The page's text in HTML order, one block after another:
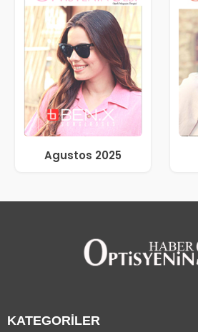
Agustos 2025
KATEGORİLER